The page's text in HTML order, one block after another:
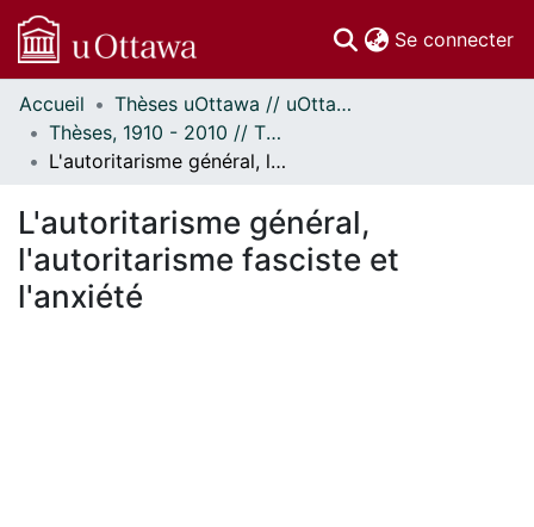
Se connecter
Communautés
et collections
Parcourir
À propos
Accueil
Thèses uOttawa // uOttawa Theses
Thèses, 1910 - 2010 // Theses, 1910 - 2010
L'autoritarisme général, l'autoritarisme fasciste et l'anxiété
L'autoritarisme général,
l'autoritarisme fasciste et
l'anxiété